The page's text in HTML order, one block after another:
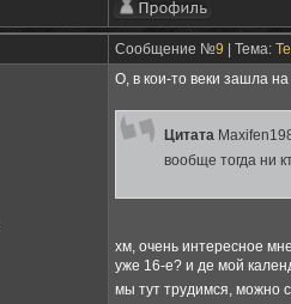
Сообщение №9 | Тема:
О, в кои-то веки зашла
Цитата
вообще тогда ни
хм, очень интересное
уже 16-е? и де мой
мы тут трудимся, можно